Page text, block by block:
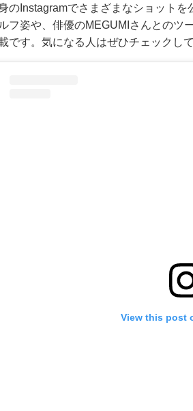
のInstagramでさまざまなショット
フ姿や、俳優のMEGUMIさんとのツ
です。気になる人はぜひチェックし
View this post